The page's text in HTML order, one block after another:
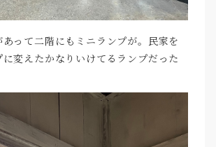
って二階にもミニランプが。民家を
に変えたかなりいけてるランプだった